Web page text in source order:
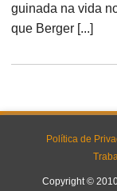
guinada na vida
que Berger [...]
Política de
Copyright ©